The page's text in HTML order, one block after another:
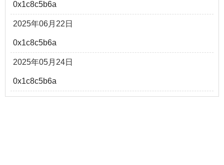
0x1c8c5b6a
2025年06月22日
0x1c8c5b6a
2025年05月24日
0x1c8c5b6a